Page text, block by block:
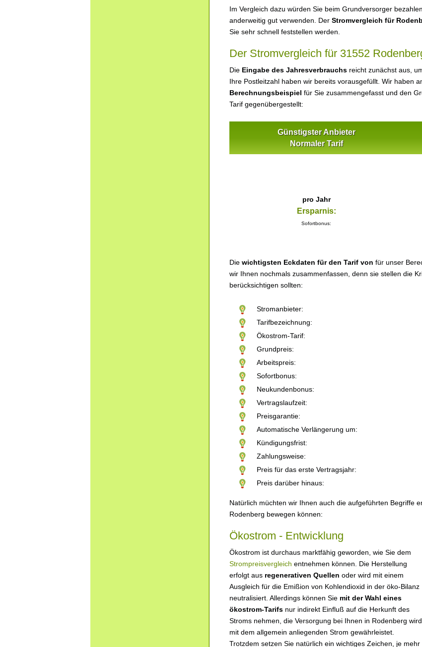
Im Vergleich dazu würden Sie beim Grundversorger
anderweitig gut verwenden. Der Stromvergleich für
Sie sehr schnell feststellen werden.
Der Stromvergleich für 31552
Die Eingabe des Jahresverbrauchs reicht zunächst aus,
Ihre Postleitzahl haben wir bereits vorausgefüllt. Wir haben
Berechnungsbeispiel für Sie zusammengefasst und den
Tarif gegenübergestellt:
Günstigster Anbieter
Normaler Tarif
pro Jahr
Ersparnis:
Sofortbonus:
Die wichtigsten Eckdaten für den Tarif von für unser
wir Ihnen nochmals zusammenfassen, denn sie stellen die
berücksichtigen sollten:
Stromanbieter:
Tarifbezeichnung:
Ökostrom-Tarif:
Grundpreis:
Arbeitspreis:
Sofortbonus:
Neukundenbonus:
Vertragslaufzeit:
Preisgarantie:
Automatische Verlängerung um:
Kündigungsfrist:
Zahlungsweise:
Preis für das erste Vertragsjahr:
Preis darüber hinaus:
Natürlich müchten wir Ihnen auch die aufgeführten Begriffe
Rodenberg bewegen können:
Ökostrom - Entwicklung
Ökostrom ist durchaus marktfähig geworden, wie Sie dem
Strompreisvergleich entnehmen können. Die Herstellung
erfolgt aus regenerativen Quellen oder wird mit einem
Ausgleich für die Emißion von Kohlendioxid in der öko-Bilanz
neutralisiert. Allerdings können Sie mit der Wahl eines
ökostrom-Tarifs nur indirekt Einfluß auf die Herkunft des
Stroms nehmen, die Versorgung bei Ihnen in Rodenberg wird
mit dem allgemein anliegenden Strom gewährleistet.
Trotzdem setzen Sie natürlich ein wichtiges Zeichen, je mehr